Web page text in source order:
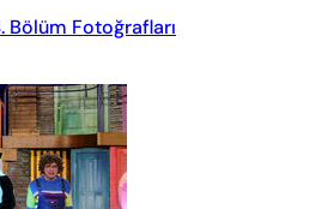
Bölüm Fotoğrafları